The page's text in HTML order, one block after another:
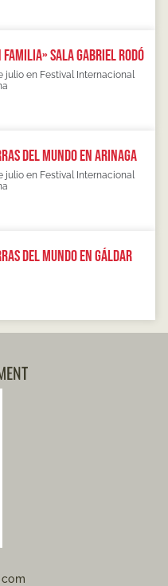
Sala Gabriel Rodó
julio en Festival Internacional
del mundo en Arinaga
julio en Festival Internacional
del mundo en Gáldar